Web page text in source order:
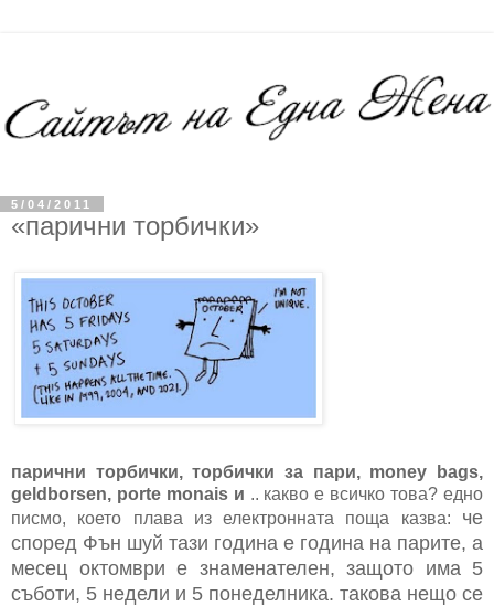
5/04/2011
«парични торбички»
парични торбички, торбички за пари, money bags,
geldborsen, porte monais и .. какво е всичко това? едно
писмо, което плава из електронната поща казва: че
според Фън шуй тази година е година на парите, а
месец октомври е знаменателен, защото има 5
съботи, 5 недели и 5 понеделника. такова нещо се